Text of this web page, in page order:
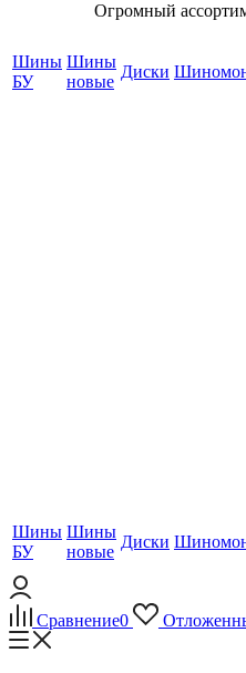
Огромный
Шины
БУ
Шины
новые
Диски
Шины
БУ
Шины
новые
Диски
Сравнение0